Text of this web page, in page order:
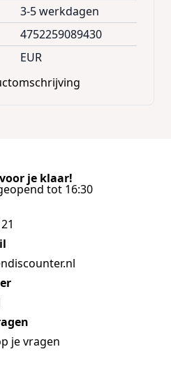
3-5 werkdagen
4752259089430
EUR
je klaar!
tot 16:30
je vragen